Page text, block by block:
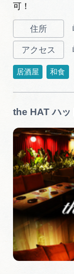
可！
居酒屋 和食
the HAT ハッ